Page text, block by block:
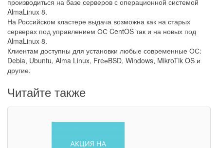
производиться на базе серверов с операционной системой
AlmaLinux 8.
На Российском кластере выдача возможна как на старых
серверах под управлением ОС CentOS так и на новых под
AlmaLinux 8.
Клиентам доступны для установки любые современные ОС:
Debia, Ubuntu, Alma Linux, FreеBSD, Windows, MikroTik OS и
другие.
Читайте также